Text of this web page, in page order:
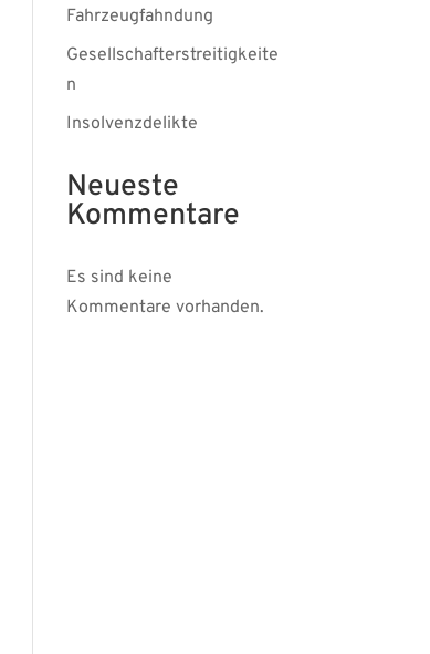
Fahrzeugfahndung
Gesellschafterstreitigkeite
n
Insolvenzdelikte
Neueste
Kommentare
Es sind keine
Kommentare vorhanden.